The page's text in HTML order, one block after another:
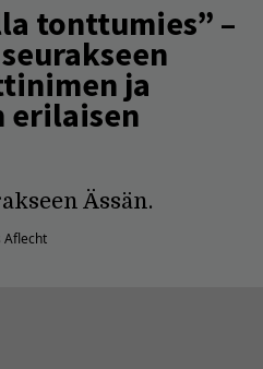
tonttumies” –
ja
erilaisen
Ässän.
Aflecht